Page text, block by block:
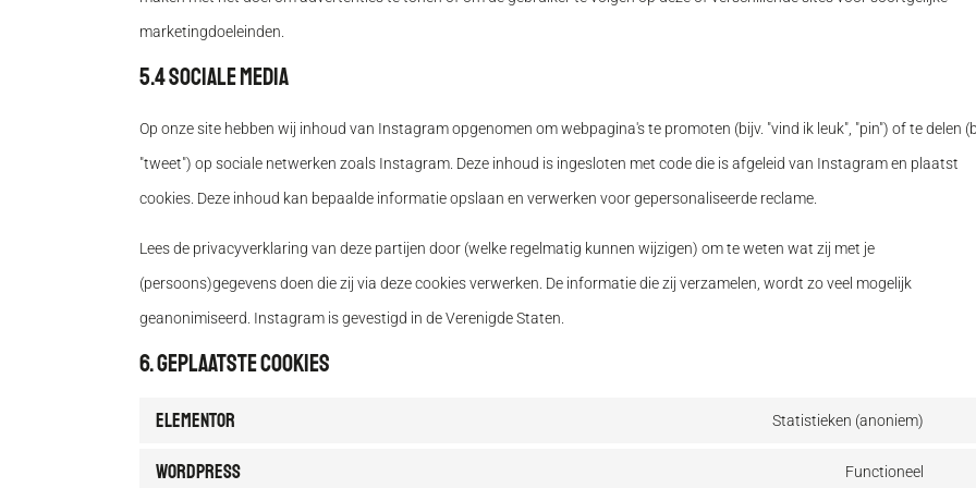
marketingdoeleinden.
5.4 Sociale media
Op onze site hebben wij inhoud van Instagram opgenomen om webpagina's te promoten (bijv. "vind ik leuk", "pin") of te delen
"tweet") op sociale netwerken zoals Instagram. Deze inhoud is ingesloten met code die is afgeleid van Instagram en plaatst
cookies. Deze inhoud kan bepaalde informatie opslaan en verwerken voor gepersonaliseerde reclame.
Lees de privacyverklaring van deze partijen door (welke regelmatig kunnen wijzigen) om te weten wat zij met je
(persoons)gegevens doen die zij via deze cookies verwerken. De informatie die zij verzamelen, wordt zo veel mogelijk
geanonimiseerd. Instagram is gevestigd in de Verenigde Staten.
6. Geplaatste cookies
Elementor Statistieken (anoniem)
WordPress Functioneel